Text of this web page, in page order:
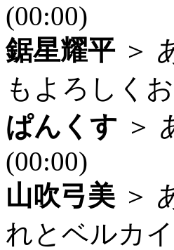
(00:00)
鋸星耀平 ＞
もよろしく
ぱんくす ＞
(00:00)
山吹弓美 ＞
れとベルカ